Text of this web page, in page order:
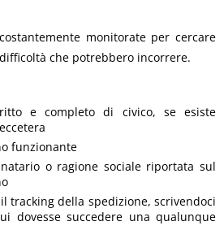
monitorate per cercare
che potrebbero incorrere.
e completo di civico, se esiste
funzionante
o ragione sociale riportata sul
tracking della spedizione, scrivendoci
dovesse succedere una qualunque